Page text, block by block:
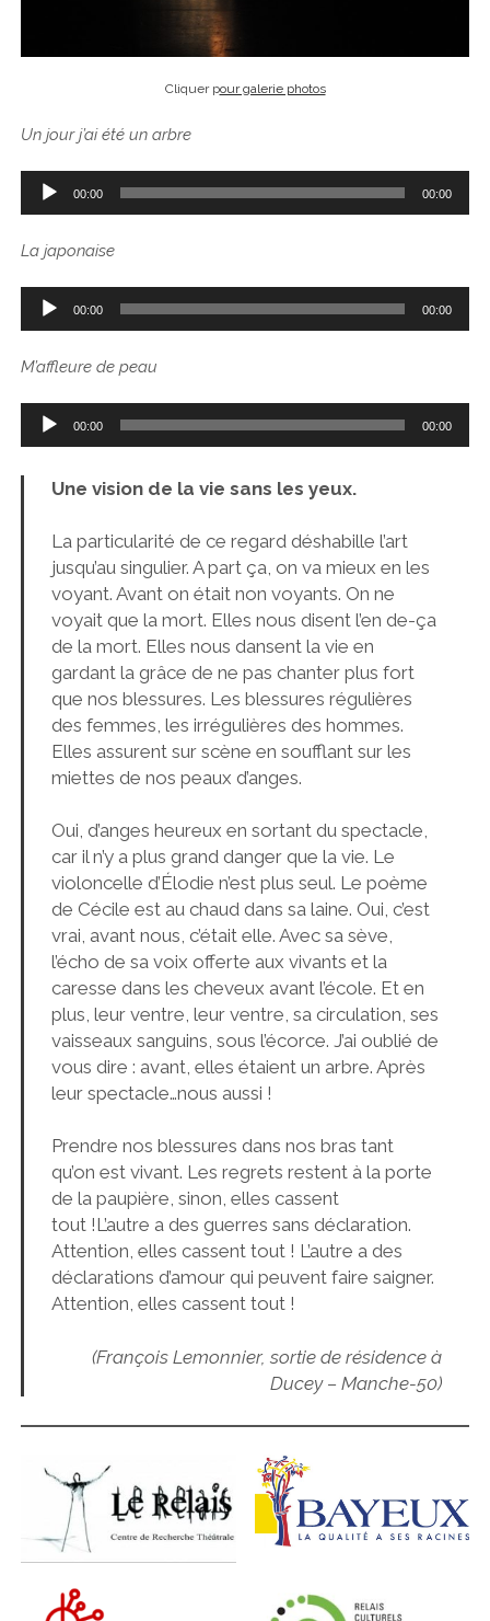
Cliquer pour galerie photos
Un jour j’ai été un arbre
Lecteur
audio
00:00 00:00
La japonaise
Lecteur
audio
00:00 00:00
M’affleure de peau
Lecteur
audio
00:00 00:00
Une vision de la vie sans les yeux.
La particularité de ce regard déshabille l’art
jusqu’au singulier. A part ça, on va mieux en les
voyant. Avant on était non voyants. On ne
voyait que la mort. Elles nous disent l’en de-ça
de la mort. Elles nous dansent la vie en
gardant la grâce de ne pas chanter plus fort
que nos blessures. Les blessures régulières
des femmes, les irrégulières des hommes.
Elles assurent sur scène en soufflant sur les
miettes de nos peaux d’anges.
Oui, d’anges heureux en sortant du spectacle,
car il n’y a plus grand danger que la vie. Le
violoncelle d’Élodie n’est plus seul. Le poème
de Cécile est au chaud dans sa laine. Oui, c’est
vrai, avant nous, c’était elle. Avec sa sève,
l’écho de sa voix offerte aux vivants et la
caresse dans les cheveux avant l’école. Et en
plus, leur ventre, leur ventre, sa circulation, ses
vaisseaux sanguins, sous l’écorce. J’ai oublié de
vous dire : avant, elles étaient un arbre. Après
leur spectacle…nous aussi !
Prendre nos blessures dans nos bras tant
qu’on est vivant. Les regrets restent à la porte
de la paupière, sinon, elles cassent
tout !L’autre a des guerres sans déclaration.
Attention, elles cassent tout ! L’autre a des
déclarations d’amour qui peuvent faire saigner.
Attention, elles cassent tout !
(François Lemonnier, sortie de résidence à
Ducey – Manche-50)